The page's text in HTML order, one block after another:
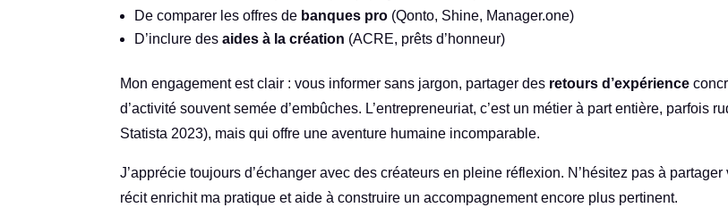
De comparer les offres de banques pro (Qonto, Shine, Manager.one)
D’inclure desaides à la création (ACRE, prêts d’honneur)
Mon engagement est clair : vous informer sans jargon, partager des retours d’expérience
d’activité souvent semée d’embûches. L’entrepreneuriat, c’est un métier à part entière, parfois
Statista 2023), mais qui offre une aventure humaine incomparable.
J’apprécie toujours d’échanger avec des créateurs en pleine réflexion. N’hésitez pas à
récit enrichit ma pratique et aide à construire un accompagnement encore plus pertinent.